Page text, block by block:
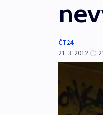
ČT24
21. 3. 2012